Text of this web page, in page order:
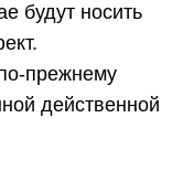
будут носить
прежнему
действенной